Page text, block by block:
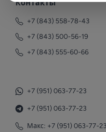
Контакты
+7 (843) 558-78-43
+7 (843) 500-56-19
+7 (843) 555-60-66
+7 (951) 063-77-23
+7 (951) 063-77-23
Макс: +7 (951) 063-77-23